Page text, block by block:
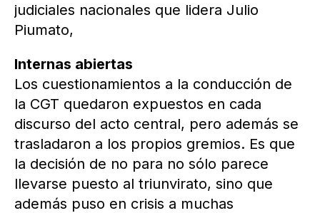
judiciales nacionales que lidera Julio
Piumato,
Internas abiertas
Los cuestionamientos a la conducción de
la CGT quedaron expuestos en cada
discurso del acto central, pero además se
trasladaron a los propios gremios. Es que
la decisión de no para no sólo parece
llevarse puesto al triunvirato, sino que
además puso en crisis a muchas